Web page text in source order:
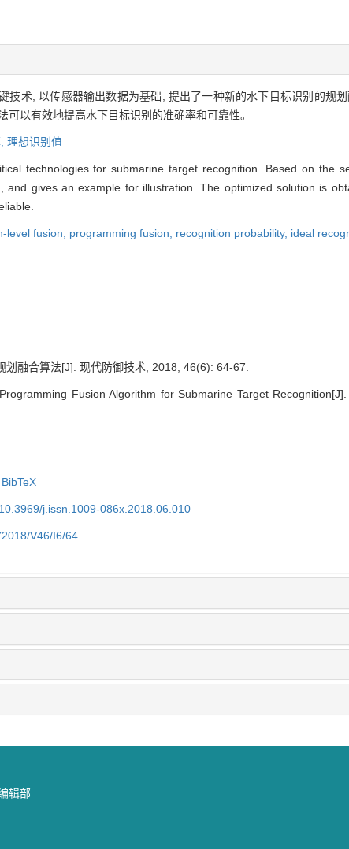
技术, 以传感器输出数据为基础, 提出了一种新的水下目标识别的规
以有效地提高水下目标识别的准确率和可靠性。
理想识别值
technologies for submarine target recognition. Based on the
gives an example for illustration. The optimized solution is
level fusion, programming fusion, recognition probability, ideal
融合算法[J]. 现代防御技术, 2018, 46(6): 64-67.
Fusion Algorithm for Submarine Target
BibTeX
j.issn.1009-086x.2018.06.010
V46/I6/64
辑部